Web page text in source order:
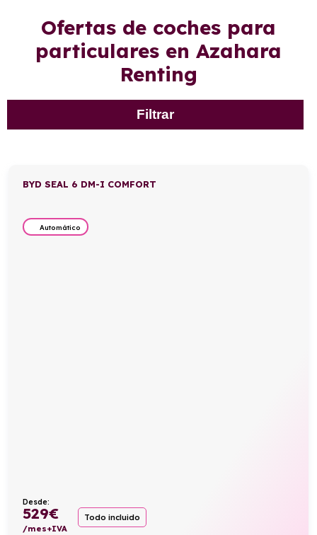
Ofertas de coches para
particulares en Azahara
Renting
Filtrar
BYD SEAL 6 DM-I COMFORT
Automático
Desde:
529€
/mes+IVA
Todo incluido